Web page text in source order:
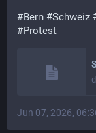
#Bern #Schweiz
#Protest
Jun 07, 2026,